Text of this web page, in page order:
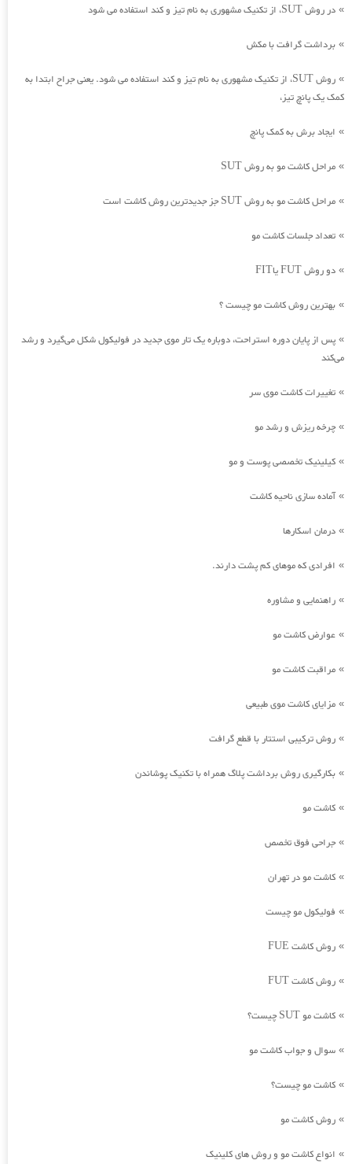
» در روش SUT، از تکنیک مشهوری به نام تیز و کند استفاده می شود
» برداشت گرافت با مکش
»
روش SUT، از تکنیک مشهوری به نام تیز و کند استفاده می شود. یعنی جراح ابتدا به
کمک یک پانچ تیز،
» ایجاد برش به کمک پانچ
» مراحل کاشت مو به روش SUT
» مراحل کاشت مو به روش SUT جز جدیدترین روش کاشت است
» تعداد جلسات کاشت مو
» دو روش FUT یاFIT
» بهترین روش کاشت مو چیست ؟
» پس از پایان دوره استراحت، دوباره یک تار موی جدید در فولیکول شکل می‌گیرد و رشد
می‌کند
» تغییرات کاشت موی سر
» چرخه ریزش و رشد مو
» کیلینیک تخصصی پوست و مو
»آماده سازی ناحیه کاشت
» درمان اسکارها
» افرادی که موهای کم پشت دارند.
» راهنمایی و مشاوره
» عوارض کاشت مو
» مراقبت کاشت مو
» مزایای کاشت موی طبیعی
» روش ترکیبی استتار با قطع گرافت
» بکارگیری روش برداشت پلاگ همراه با تکنیک پوشاندن
» کاشت مو
» جراحی فوق تخصص
» کاشت مو در تهران
» فولیکول مو چیست
» روش کاشت FUE
» روش کاشت FUT
» کاشت مو SUT چیست؟
» سوال و جواب کاشت مو
» کاشت مو چیست؟
» روش کاشت مو
» انواع کاشت مو و روش های کلینیک